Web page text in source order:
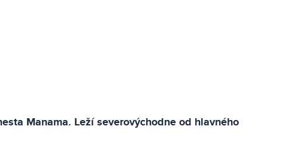
Manama. Leží severovýchodne od hlavného